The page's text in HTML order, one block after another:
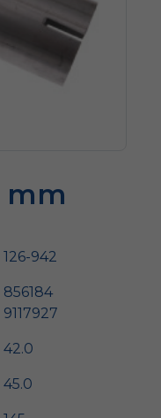
mm
126-942
856184
9117927
42.0
45.0